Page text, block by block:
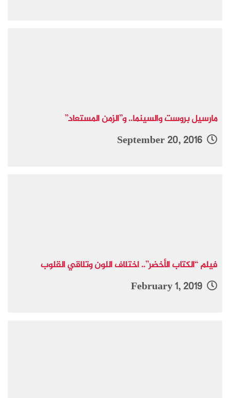
مارسيل بروست والسينما.. و”الزمن المستعاد”
September 20, 2016
فيلم “الكتاب الأخضر”.. اختلاف اللون وتلاقي القلوب
February 1, 2019